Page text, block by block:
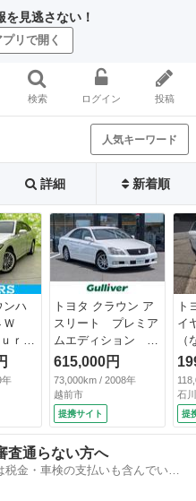
見逃さない！
プリで開く
検索 ログイン 投稿
人気キーワード
詳細 新着順
ンハ
Ｗ
ｒエ
イル
Ｓ
セー
シー
席／
ュー
逸脱
ム／
年
トヨタ クラウン ア
スリート プレミア
ムエディション 純
正ＨＤＤナビ／ＡＭ
／ＦＭ／フルセグ／
ＣＤ／ＭＤ／バック
カメラ／クルーズコ
ントロール／前後コ
ーナーセンサー／横
滑り防止装置／盗難
防止装置／前席パワ
615,000円
73,000km / 2008年
越前市
提携サイト
ト
イ
（
石
提
査通らない方へ
金・車検の支払いも含んでいる